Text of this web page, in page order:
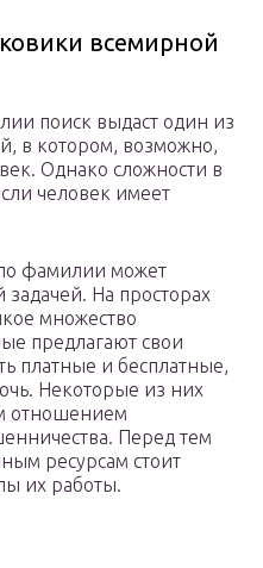
всемирной
поиск выдаст один из
в котором, возможно,
Однако сложности в
человек имеет
фамилии может
задачей. На просторах
множество
предлагают свои
платные и бесплатные,
Некоторые из них
отношением
Перед тем
ресурсам стоит
их работы.